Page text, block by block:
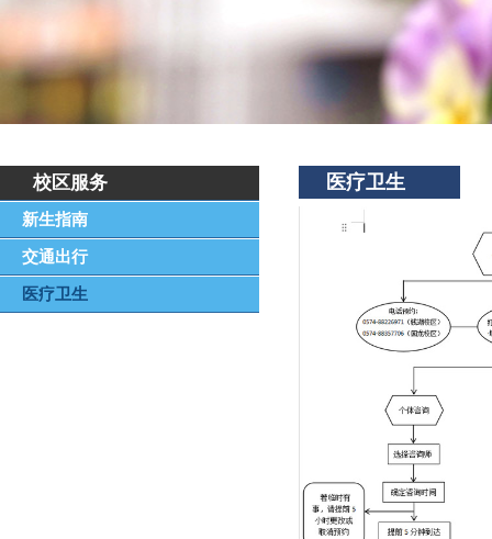
校区服务
新生指南
交通出行
医疗卫生
医疗卫生